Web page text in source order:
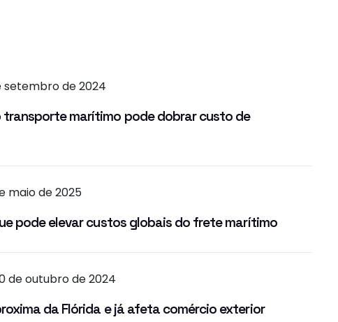
setembro de 2024
marítimo pode dobrar custo de
maio de 2025
pode elevar custos globais do frete marítimo
de outubro de 2024
da Flórida e já afeta comércio exterior